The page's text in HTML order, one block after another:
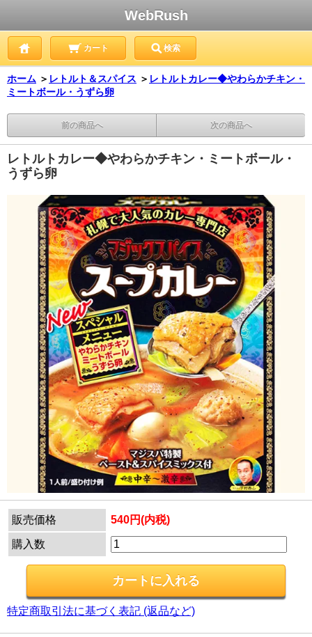
WebRush
カート 検索
ホーム ＞ レトルト＆スパイス ＞ レトルトカレー◆やわらかチキン・
ミートボール・うずら卵
前の商品へ 次の商品へ
レトルトカレー◆やわらかチキン・ミートボール・
うずら卵
販売価格 540円(内税)
購入数
特定商取引法に基づく表記 (返品など)